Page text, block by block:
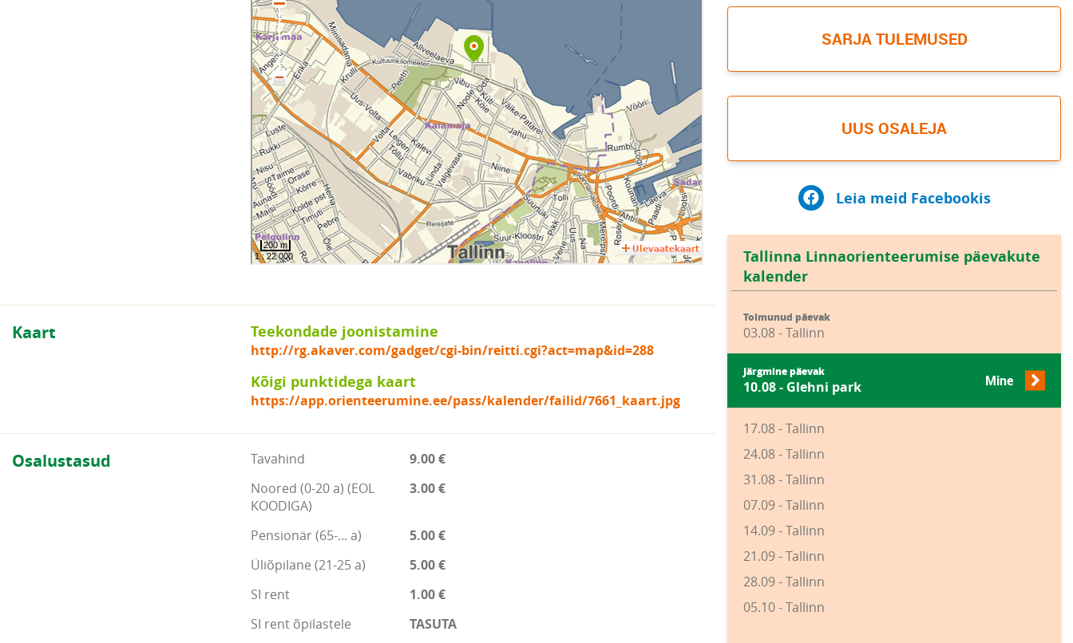
Kaart Teekondade joonistamine
http://rg.akaver.com/gadget/cgi-bin/reitti.cgi?act=map&id=288
Kõigi punktidega kaart
https://app.orienteerumine.ee/pass/kalender/failid/7661_kaart.jpg
Osalustasud Tavahind
9.00 €
Noored (0-20 a) (EOL
KOODIGA)
3.00 €
Pensionär (65-... a)
5.00 €
Üliõpilane (21-25 a)
5.00 €
SI rent
1.00 €
SI rent õpilastele
TASUTA
SARJA TULEMUSED
UUS OSALEJA
Leia meid Facebookis
Tallinna Linnaorienteerumise päevakute
kalender
Toimunud päevak
03.08 - Tallinn
Järgmine päevak
10.08 - Glehni park Mine
17.08 - Tallinn
24.08 - Tallinn
31.08 - Tallinn
07.09 - Tallinn
14.09 - Tallinn
21.09 - Tallinn
28.09 - Tallinn
05.10 - Tallinn